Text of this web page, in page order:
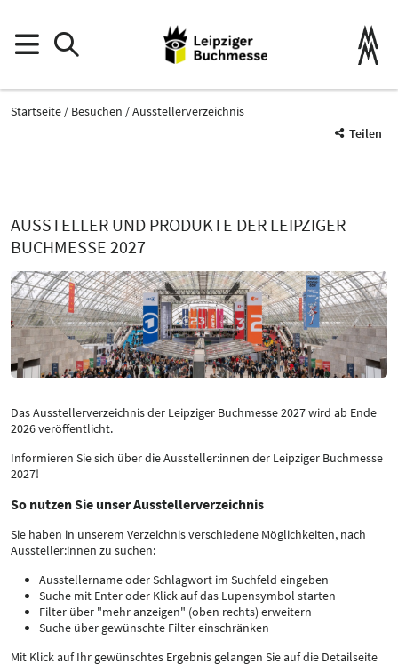
Startseite Besuchen
Ausstellerverzeichnis
Teilen
AUSSTELLER UND PRODUKTE DER LEIPZIGER
BUCHMESSE 2027
Das Ausstellerverzeichnis der Leipziger Buchmesse 2027 wird ab Ende
2026 veröffentlicht.
Informieren Sie sich über die Aussteller:innen der Leipziger Buchmesse
2027!
So nutzen Sie unser Ausstellerverzeichnis
Sie haben in unserem Verzeichnis verschiedene Möglichkeiten, nach
Aussteller:innen zu suchen:
Ausstellername oder Schlagwort im Suchfeld eingeben
Suche mit Enter oder Klick auf das Lupensymbol starten
Filter über "mehr anzeigen" (oben rechts) erweitern
Suche über gewünschte Filter einschränken
Mit Klick auf Ihr gewünschtes Ergebnis gelangen Sie auf die Detailseite